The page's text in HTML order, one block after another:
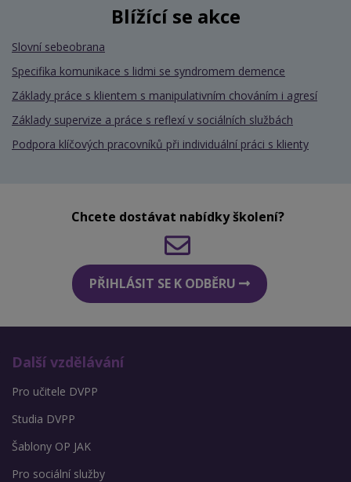
Blížící se akce
Slovní sebeobrana
Specifika komunikace s lidmi se syndromem demence
Základy práce s klientem s manipulativním chováním i agresí
Základy supervize a práce s reflexí v sociálních službách
Podpora klíčových pracovníků při individuální práci s klienty
Chcete dostávat nabídky školení?
PŘIHLÁSIT SE K ODBĚRU
Další vzdělávání
Pro učitele DVPP
Studia DVPP
Šablony OP JAK
Pro sociální služby